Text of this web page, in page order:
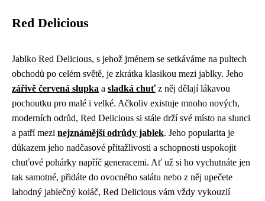
Red Delicious
Jablko Red Delicious, s jehož jménem se setkáváme na pultech
obchodů po celém světě, je zkrátka klasikou mezi jablky. Jeho
zářivě červená slupka a sladká chuťz něj dělají lákavou
pochoutku pro malé i velké. Ačkoliv existuje mnoho nových,
moderních odrůd, Red Delicious si stále drží své místo na slunci
a patří mezi nejznámější odrůdy jablek. Jeho popularita je
důkazem jeho nadčasové přitažlivosti a schopnosti uspokojit
chuťové pohárky napříč generacemi. Ať už si ho vychutnáte jen
tak samotné, přidáte do ovocného salátu nebo z něj upečete
lahodný jablečný koláč, Red Delicious vám vždy vykouzlí